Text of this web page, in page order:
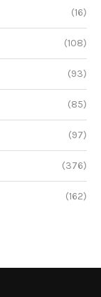
(16)
(108)
(93)
(85)
(97)
(376)
(162)